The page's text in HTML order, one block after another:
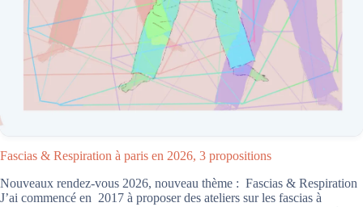
Fascias & Respiration à paris en 2026, 3 propositions
Nouveaux rendez-vous 2026, nouveau thème : Fascias & Respiration
J’ai commencé en 2017 à proposer des ateliers sur les fascias à